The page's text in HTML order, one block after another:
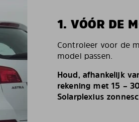
1. VÓÓR DE
Controleer voor de
model passen.
Houd, afhankelijk
rekening met 15 –
Solarplexius